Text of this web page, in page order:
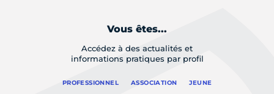
Vous êtes...
Accédez à des actualités et
informations pratiques par profil
PROFESSIONNEL ASSOCIATION JEUNE